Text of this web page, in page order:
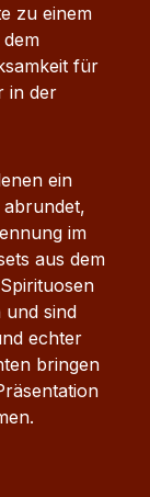
zu einem
für
in der
ein
im
aus dem
und sind
echter
bringen